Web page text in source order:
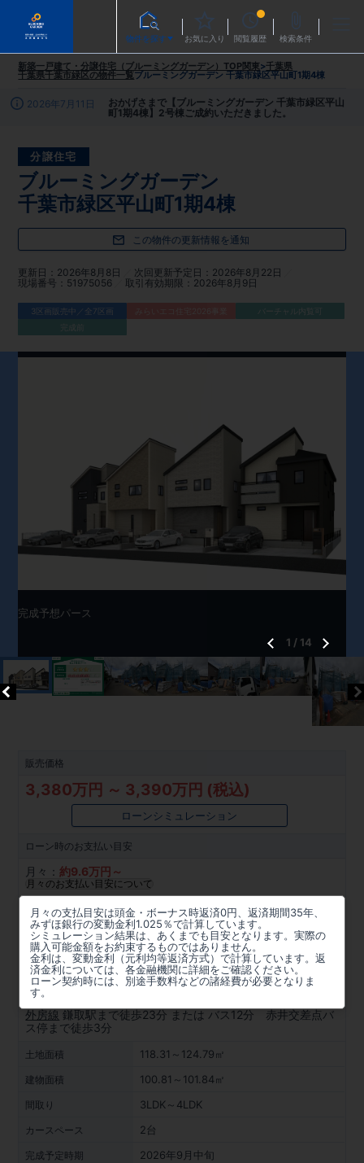
物件を探す お気に入り 閲覧履歴 検索条件
新築一戸建て・分譲住宅（ブルーミングガーデン）TOP関東>千葉県
千葉県千葉市緑区の物件一覧ブルーミングガーデン 千葉市緑区平山町1期4棟
2026年7月11日
おかげさまで【ブルーミングガーデン 千葉市緑区平山
町1期4棟】2号棟ご成約いただきました。
分譲住宅
ブルーミングガーデン
千葉市緑区平山町1期4棟
この物件の更新情報を通知
更新日 2026年8月8日 次回更新予定日
2026年8月22日
現場番号
51975056 取引有効期限 2026年8月9日
3区画販売中／全7区画
バーチャル内覧可
完成前
販売価格
3,380万円 ～ 3,390万円 (税込)
ローンシミュレーション
ローン時のお支払い目安
月々：約9.6万円～
月々のお支払い目安について
月々の支払目安は頭金・ボーナス時返済0円、返済期間35年、
みずほ銀行の変動金利1.025％で計算しています。
シミュレーション結果は、あくまでも目安となります。実際の
購入可能金額をお約束するものではありません。
金利は、変動金利（元利均等返済方式）で計算しています。返
済金利については、各金融機関に詳細をご確認ください。
ローン契約時には、別途手数料などの諸経費が必要となりま
す。
所在地
千葉県千葉市緑区平山町1926番2(地番)
周辺マップを見る
アクセス
外房線 鎌取駅まで徒歩23分 または バス12分 赤井交差点バ
ス停まで徒歩3分
土地面積 118.31～124.79㎡
建物面積 100.81～101.84㎡
間取り 3LDK～4LDK
カースペース 2台
完成予定時期 2026年9月中旬
完成予想パース
1 / 14